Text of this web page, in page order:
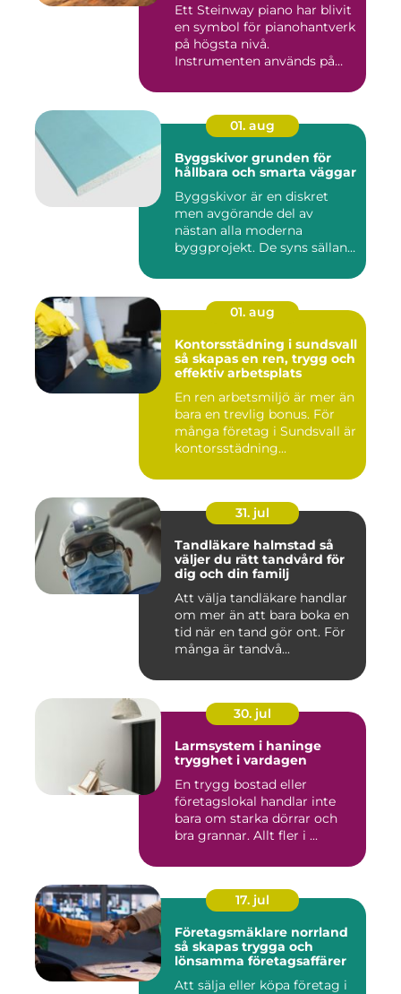
Ett Steinway piano har blivit
en symbol för pianohantverk
på högsta nivå.
Instrumenten används på
01. aug
Byggskivor grunden för
hållbara och smarta väggar
Byggskivor är en diskret
men avgörande del av
nästan alla moderna
byggprojekt. De syns sällan
01. aug
Kontorsstädning i sundsvall
så skapas en ren, trygg och
effektiv arbetsplats
En ren arbetsmiljö är mer än
bara en trevlig bonus. För
många företag i Sundsvall är
kontorsstädning...
31. jul
Tandläkare halmstad så
väljer du rätt tandvård för
dig och din familj
Att välja tandläkare handlar
om mer än att bara boka en
tid när en tand gör ont. För
många är tandvå...
30. jul
Larmsystem i haninge
trygghet i vardagen
En trygg bostad eller
företagslokal handlar inte
bara om starka dörrar och
bra grannar. Allt fler i ...
17. jul
Företagsmäklare norrland
så skapas trygga och
lönsamma företagsaffärer
Att sälja eller köpa företag i